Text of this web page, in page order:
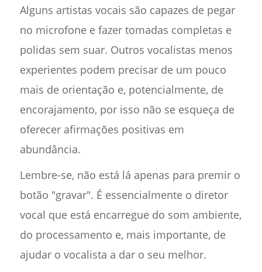
Alguns artistas vocais são capazes de pegar
no microfone e fazer tomadas completas e
polidas sem suar. Outros vocalistas menos
experientes podem precisar de um pouco
mais de orientação e, potencialmente, de
encorajamento, por isso não se esqueça de
oferecer afirmações positivas em
abundância.
Lembre-se, não está lá apenas para premir o
botão "gravar". É essencialmente o diretor
vocal que está encarregue do som ambiente,
do processamento e, mais importante, de
ajudar o vocalista a dar o seu melhor.